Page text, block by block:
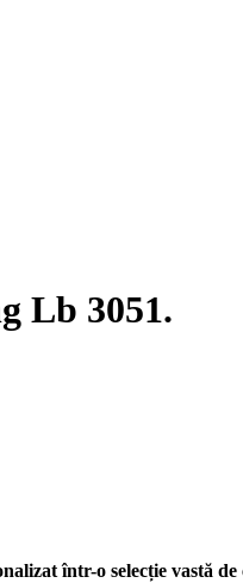
Lb 3051.
într-o selecție vastă